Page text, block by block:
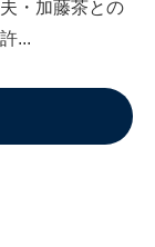
・加藤茶との
...